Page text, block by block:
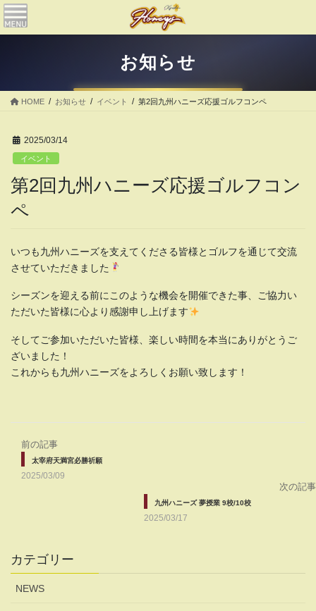
コ
ン
テ
ナ
ビ
ゲ
お知らせ
HOME お知らせ イベント 第2回九州ハニーズ応援ゴルフコンペ
2025/03/14
イベント
第2回九州ハニーズ応援ゴルフコン
ペ
いつも九州ハニーズを支えてくださる皆様とゴルフを通じて交流
させていただきました
シーズンを迎える前にこのような機会を開催できた事、ご協力い
ただいた皆様に心より感謝申し上げます
そしてご参加いただいた皆様、楽しい時間を本当にありがとうご
ざいました！
これからも九州ハニーズをよろしくお願い致します！
前の記事
太宰府天満宮必勝祈願
2025/03/09
次の記事
九州ハニーズ 夢授業 9校/10校
2025/03/17
カテゴリー
NEWS